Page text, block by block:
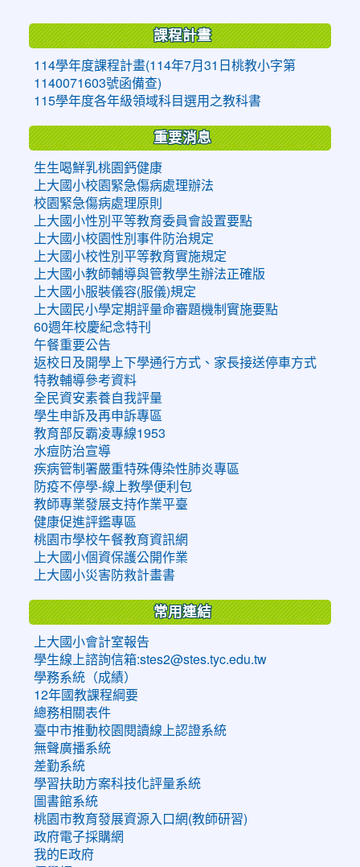
課程計畫
114學年度課程計畫(114年7月31日桃教小字第
1140071603號函備查)
115學年度各年級領域科目選用之教科書
重要消息
生生喝鮮乳桃園鈣健康
上大國小校園緊急傷病處理辦法
校園緊急傷病處理原則
上大國小性別平等教育委員會設置要點
上大國小校園性別事件防治規定
上大國小校性別平等教育實施規定
上大國小教師輔導與管教學生辦法正確版
上大國小服裝儀容(服儀)規定
上大國民小學定期評量命審題機制實施要點
60週年校慶紀念特刊
午餐重要公告
返校日及開學上下學通行方式、家長接送停車方式
特教輔導參考資料
全民資安素養自我評量
學生申訴及再申訴專區
教育部反霸凌專線1953
水痘防治宣導
疾病管制署嚴重特殊傳染性肺炎專區
防疫不停學-線上教學便利包
教師專業發展支持作業平臺
健康促進評鑑專區
桃園市學校午餐教育資訊網
上大國小個資保護公開作業
上大國小災害防救計畫書
常用連結
上大國小會計室報告
學生線上諮詢信箱:stes2@stes.tyc.edu.tw
學務系統（成績）
12年國教課程綱要
總務相關表件
臺中市推動校園閱讀線上認證系統
無聲廣播系統
差勤系統
學習扶助方案科技化評量系統
圖書館系統
桃園市教育發展資源入口網(教師研習)
政府電子採購網
我的E政府